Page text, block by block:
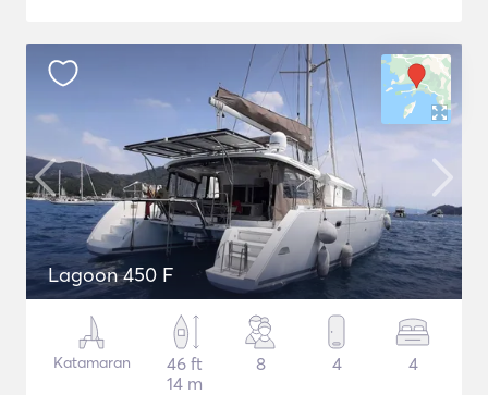
Lagoon 450 F
Katamaran
46 ft
14 m
8 4 4